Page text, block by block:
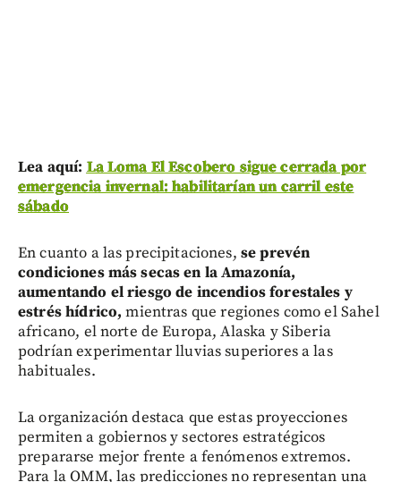
Lea aquí: La Loma El Escobero sigue cerrada por
emergencia invernal: habilitarían un carril este
sábado
En cuanto a las precipitaciones, se prevén
condiciones más secas en la Amazonía,
aumentando el riesgo de incendios forestales y
estrés hídrico,mientras que regiones como el Sahel
africano, el norte de Europa, Alaska y Siberia
podrían experimentar lluvias superiores a las
habituales.
La organización destaca que estas proyecciones
permiten a gobiernos y sectores estratégicos
prepararse mejor frente a fenómenos extremos.
Para la OMM, las predicciones no representan una